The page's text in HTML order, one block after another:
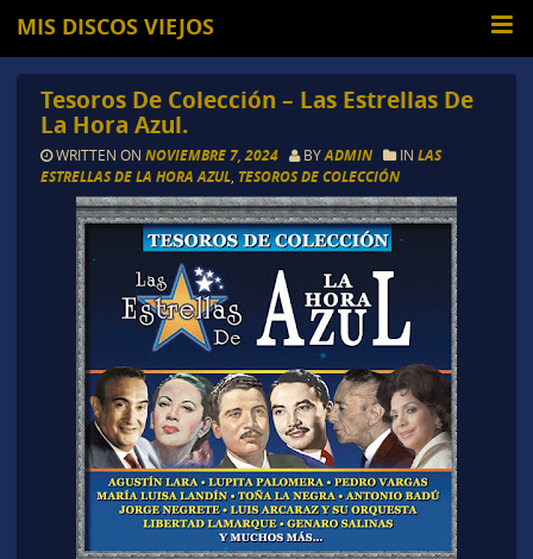
MIS DISCOS VIEJOS
Tesoros De Colección – Las Estrellas De
La Hora Azul.
WRITTEN ON NOVIEMBRE 7, 2024 BYADMIN IN LAS
ESTRELLAS DE LA HORA AZUL, TESOROS DE COLECCIÓN